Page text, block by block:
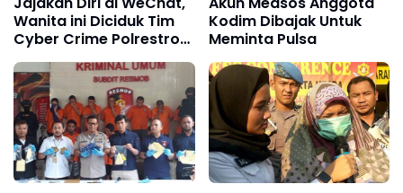
Wanita ini Diciduk Tim
Cyber Crime Polrestro
Bekasi Kota
Kodim Dibajak Untuk
Meminta Pulsa